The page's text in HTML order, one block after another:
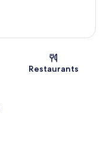
Restaurants